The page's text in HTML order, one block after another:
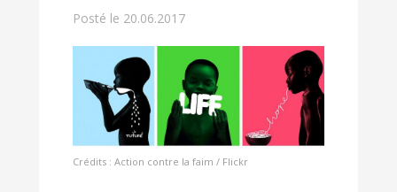
Posté le 20.06.2017
Crédits : Action contre la faim / Flickr